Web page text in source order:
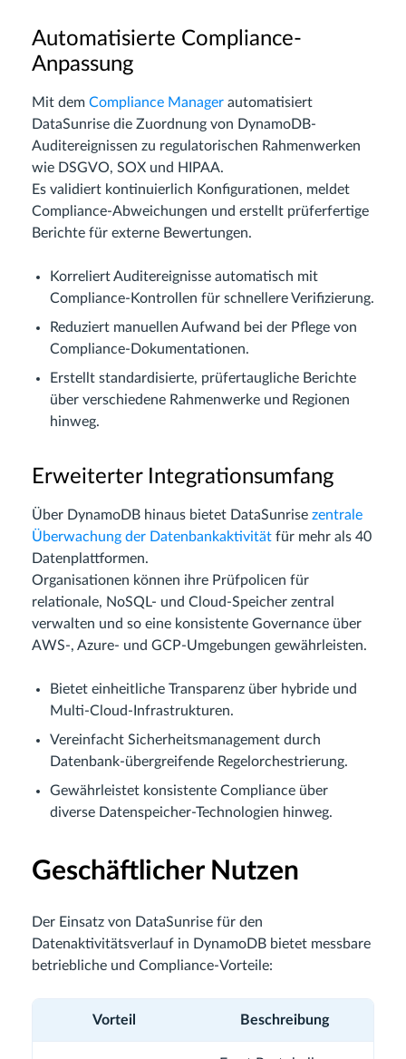
Automatisierte Compliance-
Anpassung
Mit dem Compliance Manager automatisiert
DataSunrise die Zuordnung von DynamoDB-
Auditereignissen zu regulatorischen Rahmenwerken
wie DSGVO, SOX und HIPAA.
Es validiert kontinuierlich Konfigurationen, meldet
Compliance-Abweichungen und erstellt prüferfertige
Berichte für externe Bewertungen.
Korreliert Auditereignisse automatisch mit
Compliance-Kontrollen für schnellere Verifizierung.
Reduziert manuellen Aufwand bei der Pflege von
Compliance-Dokumentationen.
Erstellt standardisierte, prüfertaugliche Berichte
über verschiedene Rahmenwerke und Regionen
hinweg.
Erweiterter Integrationsumfang
Über DynamoDB hinaus bietet DataSunrise zentrale
Überwachung der Datenbankaktivität für mehr als 40
Datenplattformen.
Organisationen können ihre Prüfpolicen für
relationale, NoSQL- und Cloud-Speicher zentral
verwalten und so eine konsistente Governance über
AWS-, Azure- und GCP-Umgebungen gewährleisten.
Bietet einheitliche Transparenz über hybride und
Multi-Cloud-Infrastrukturen.
Vereinfacht Sicherheitsmanagement durch
Datenbank-übergreifende Regelorchestrierung.
Gewährleistet konsistente Compliance über
diverse Datenspeicher-Technologien hinweg.
Geschäftlicher Nutzen
Der Einsatz von DataSunrise für den
Datenaktivitätsverlauf in DynamoDB bietet messbare
betriebliche und Compliance-Vorteile:
Vorteil Beschreibung